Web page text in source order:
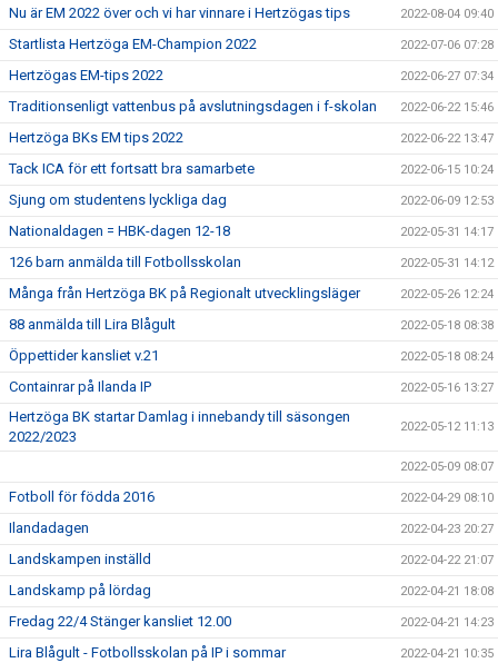
Nu är EM 2022 över och vi har vinnare i Hertzögas tips 2022-08-04 09:40
Startlista Hertzöga EM-Champion 2022 2022-07-06 07:28
Hertzögas EM-tips 2022 2022-06-27 07:34
Traditionsenligt vattenbus på avslutningsdagen i f-skolan 2022-06-22 15:46
Hertzöga BKs EM tips 2022 2022-06-22 13:47
Tack ICA för ett fortsatt bra samarbete 2022-06-15 10:24
Sjung om studentens lyckliga dag 2022-06-09 12:53
Nationaldagen = HBK-dagen 12-18 2022-05-31 14:17
126 barn anmälda till Fotbollsskolan 2022-05-31 14:12
Många från Hertzöga BK på Regionalt utvecklingsläger 2022-05-26 12:24
88 anmälda till Lira Blågult 2022-05-18 08:38
Öppettider kansliet v.21 2022-05-18 08:24
Containrar på Ilanda IP 2022-05-16 13:27
Hertzöga BK startar Damlag i innebandy till säsongen
2022/2023
2022-05-12 11:13
2022-05-09 08:07
Fotboll för födda 2016 2022-04-29 08:10
Ilandadagen 2022-04-23 20:27
Landskampen inställd 2022-04-22 21:07
Landskamp på lördag 2022-04-21 18:08
Fredag 22/4 Stänger kansliet 12.00 2022-04-21 14:23
Lira Blågult - Fotbollsskolan på IP i sommar 2022-04-21 10:35